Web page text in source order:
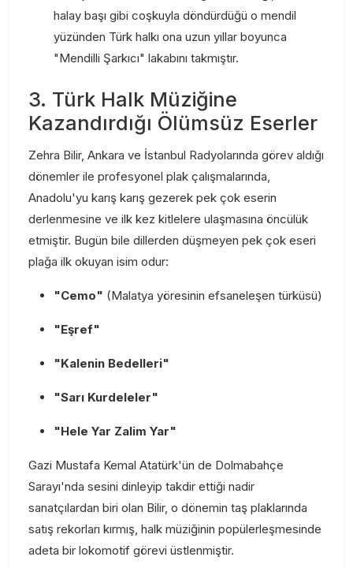
halay başı gibi coşkuyla döndürdüğü o mendil
yüzünden Türk halkı ona uzun yıllar boyunca
"Mendilli Şarkıcı" lakabını takmıştır.
3. Türk Halk Müziğine
Kazandırdığı Ölümsüz Eserler
Zehra Bilir, Ankara ve İstanbul Radyolarında görev aldığı
dönemler ile profesyonel plak çalışmalarında,
Anadolu'yu karış karış gezerek pek çok eserin
derlenmesine ve ilk kez kitlelere ulaşmasına öncülük
etmiştir. Bugün bile dillerden düşmeyen pek çok eseri
plağa ilk okuyan isim odur:
"Cemo" (Malatya yöresinin efsaneleşen türküsü)
"Eşref"
"Kalenin Bedelleri"
"Sarı Kurdeleler"
"Hele Yar Zalim Yar"
Gazi Mustafa Kemal Atatürk'ün de Dolmabahçe
Sarayı'nda sesini dinleyip takdir ettiği nadir
sanatçılardan biri olan Bilir, o dönemin taş plaklarında
satış rekorları kırmış, halk müziğinin popülerleşmesinde
adeta bir lokomotif görevi üstlenmiştir.